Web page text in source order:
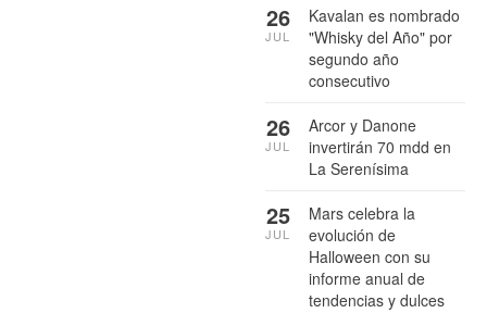
Kavalan es nombrado
"Whisky del Año" por
segundo año
consecutivo
26
JUL
Arcor y Danone
invertirán 70 mdd en
La Serenísima
26
JUL
Mars celebra la
evolución de
Halloween con su
informe anual de
tendencias y dulces
25
JUL